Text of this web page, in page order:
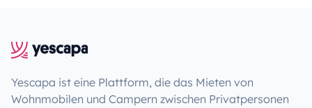
Yescapa ist eine Plattform, die das Mieten von
Wohnmobilen und Campern zwischen Privatpersonen